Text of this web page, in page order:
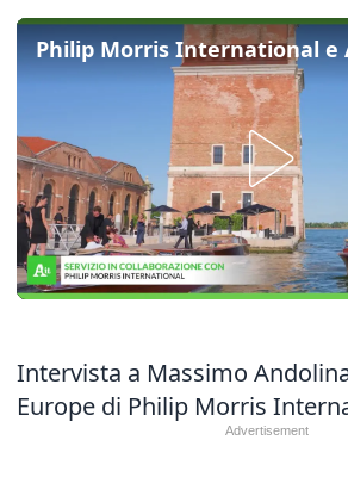
Intervista a Massimo
Europe di Philip Morris